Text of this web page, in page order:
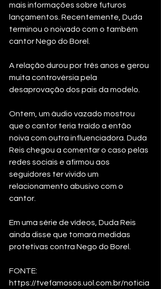
mais informações sobre futuros
lançamentos. Recentemente, Duda
terminou o noivado com o também
cantor Nego do Borel.
A relação durou por três anos e gerou
muita controvérsia pela
desaprovação dos pais da modelo.
Ontem, um áudio vazado mostrou
que o cantor teria traído a então
noiva com outra influenciadora. Duda
Reis chegou a comentar o caso pelas
redes sociais e afirmou aos
seguidores ter vivido um
relacionamento abusivo com o
cantor.
Em uma série de vídeos, Duda Reis
ainda disse que tomará medidas
protetivas contra Nego do Borel.
FONTE:
https://tvefamosos.uol.com.br/noticia